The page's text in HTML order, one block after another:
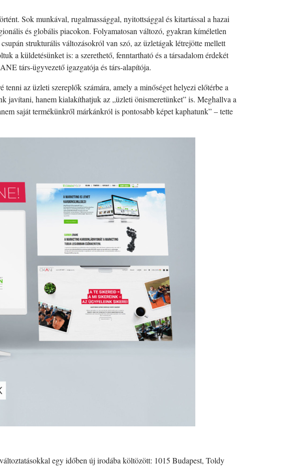
Sok munkával, rugalmassággal, nyitottsággal és kitartással a hazai
és globális piacokon. Folyamatosan változó, gyakran kíméletlen
strukturális változásokról van szó, az üzletágak létrejötte mellett
a küldetésünket is: a szerethető, fenntartható és a társadalom érdekét
társ-ügyvezető igazgatója és társ-alapítója.
az üzleti szereplők számára, amely a minőséget helyezi előtérbe a
javítani, hanem kialakíthatjuk az „üzleti önismeretünket” is. Meghallva a
saját termékünkről márkánkról is pontosabb képet kaphatunk” – tette
egy időben új irodába költözött: 1015 Budapest, Toldy